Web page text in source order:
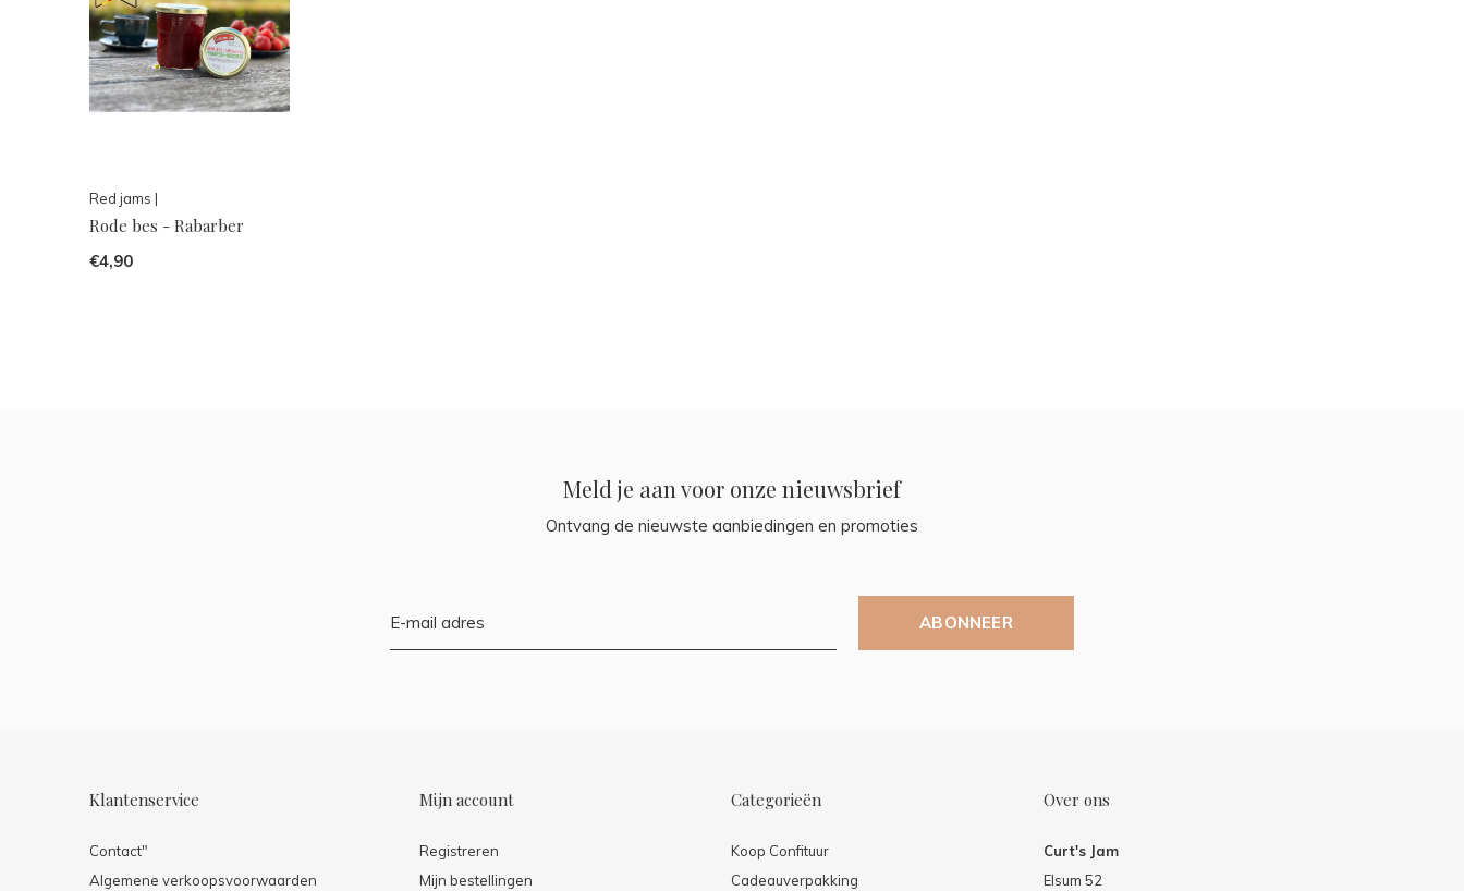
Red jams |
Rode bes - Rabarber
€4,90
Meld je aan voor onze nieuwsbrief
Ontvang de nieuwste aanbiedingen en promoties
ABONNEER
Klantenservice
Contact"
Algemene verkoopsvoorwaarden
Mijn account
Registreren
Mijn bestellingen
Categorieën
Koop Confituur
Cadeauverpakking
Over ons
Curt's Jam
Elsum 52